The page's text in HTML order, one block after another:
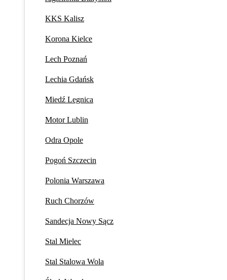
KKS Kalisz
Korona Kielce
Lech Poznań
Lechia Gdańsk
Miedź Legnica
Motor Lublin
Odra Opole
Pogoń Szczecin
Polonia Warszawa
Ruch Chorzów
Sandecja Nowy Sącz
Stal Mielec
Stal Stalowa Wola